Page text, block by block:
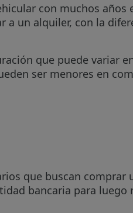
con muchos años
a un alquiler, con la
que puede variar
ser menores en
que buscan comprar
bancaria para luego